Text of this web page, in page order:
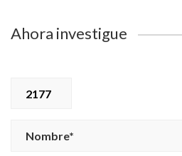
Ahora investigue
2177